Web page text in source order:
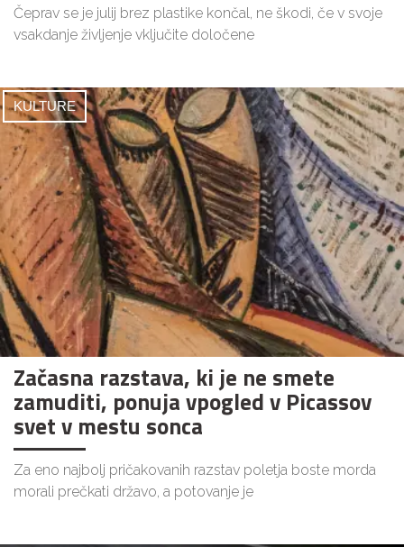
Čeprav se je julij brez plastike končal, ne škodi, če v svoje
vsakdanje življenje vključite določene
KULTURE
Začasna razstava, ki je ne smete
zamuditi, ponuja vpogled v Picassov
svet v mestu sonca
Za eno najbolj pričakovanih razstav poletja boste morda
morali prečkati državo, a potovanje je